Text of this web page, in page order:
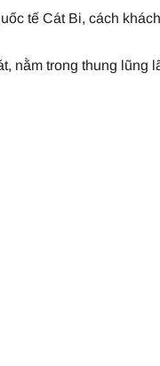
tế Cát Bi, cách
nằm trong thung lũng